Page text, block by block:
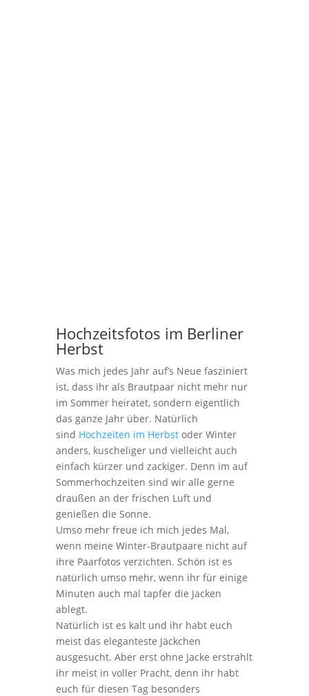
Hochzeitsfotos im Berliner
Herbst
Was mich jedes Jahr auf’s Neue fasziniert
ist, dass ihr als Brautpaar nicht mehr nur
im Sommer heiratet, sondern eigentlich
das ganze Jahr über. Natürlich
sind Hochzeiten im Herbstoder Winter
anders, kuscheliger und vielleicht auch
einfach kürzer und zackiger. Denn im auf
Sommerhochzeiten sind wir alle gerne
draußen an der frischen Luft und
genießen die Sonne.
Umso mehr freue ich mich jedes Mal,
wenn meine Winter-Brautpaare nicht auf
ihre Paarfotos verzichten. Schön ist es
natürlich umso mehr, wenn ihr für einige
Minuten auch mal tapfer die Jacken
ablegt.
Natürlich ist es kalt und ihr habt euch
meist das eleganteste Jäckchen
ausgesucht. Aber erst ohne Jacke erstrahlt
ihr meist in voller Pracht, denn ihr habt
euch für diesen Tag besonders